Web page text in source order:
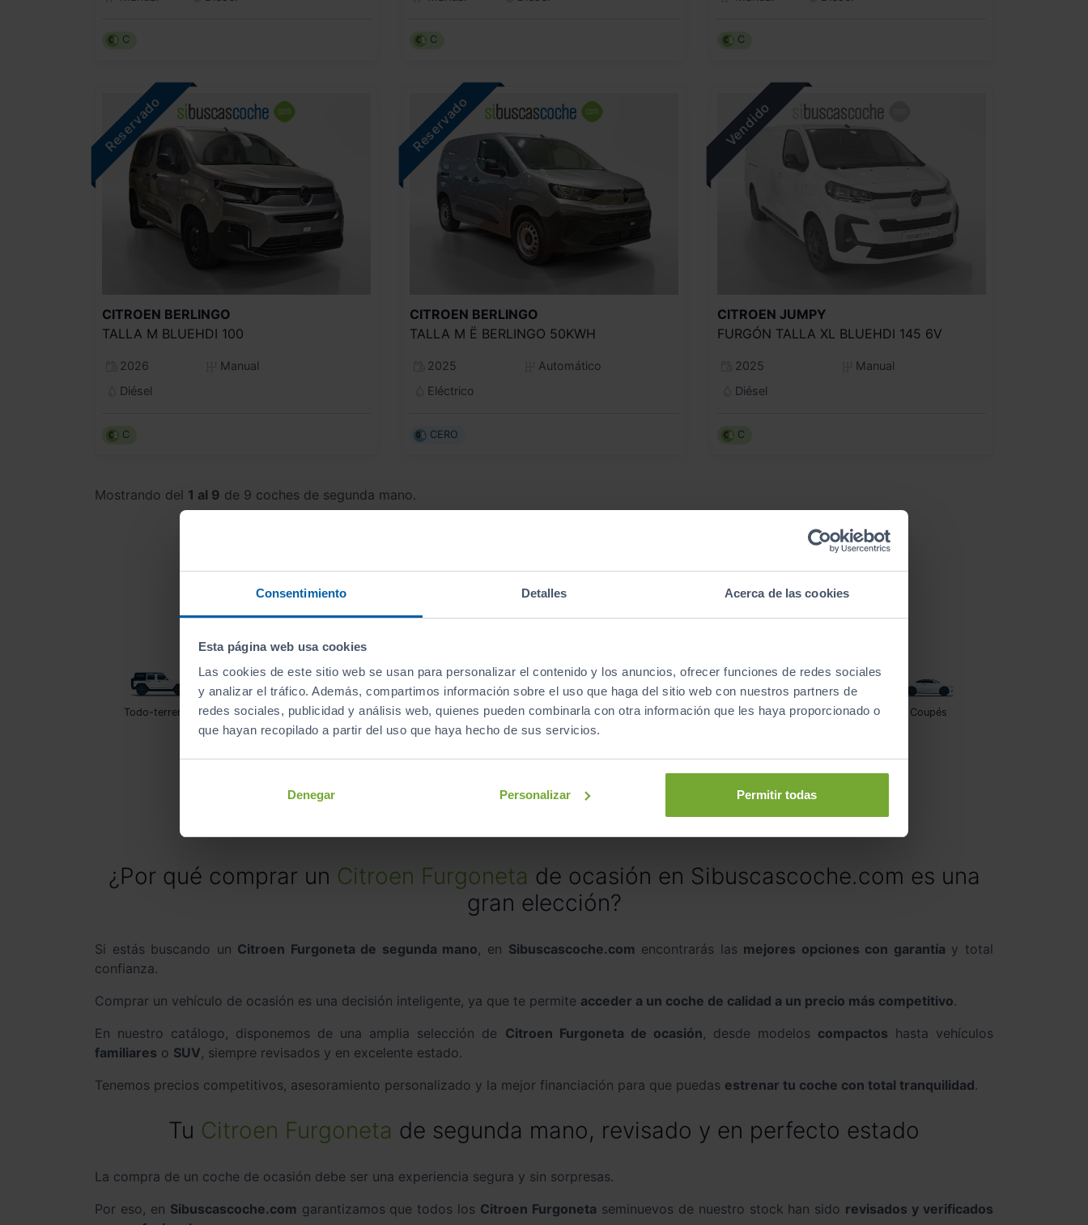
Consentimiento Detalles Acerca de las cookies
Esta página web usa cookies
Las cookies de este sitio web se usan para personalizar el contenido y los anuncios, ofrecer funciones de redes sociales
y analizar el tráfico. Además, compartimos información sobre el uso que haga del sitio web con nuestros partners de
redes sociales, publicidad y análisis web, quienes pueden combinarla con otra información que les haya proporcionado o
que hayan recopilado a partir del uso que haya hecho de sus servicios.
Denegar Personalizar Permitir todas
C C C
CITROEN BERLINGO
TALLA M BLUEHDI 100
2026
Manual
Diésel
C
CITROEN BERLINGO
TALLA M Ë BERLINGO 50KWH
2025
Automático
Eléctrico
CERO
CITROEN JUMPY
FURGÓN TALLA XL BLUEHDI 145 6V
2025
Manual
Diésel
C
Mostrando del 1 al 9 de 9 coches de segunda mano.
Encuentra tu vehículopor tipo
Todo-terrenos Utilitarios Berlinas Familiares Monovolumenes Furgonetas Coupés
¿Por qué comprar un Citroen Furgoneta de ocasión en Sibuscascoche.com es una
gran elección?
Si estás buscando un Citroen Furgoneta de segunda mano, en Sibuscascoche.com encontrarás las mejores opciones con garantía y total
confianza.
Comprar un vehículo de ocasión es una decisión inteligente, ya que te permite acceder a un coche de calidad a un precio más competitivo.
En nuestro catálogo, disponemos de una amplia selección de Citroen Furgoneta de ocasión, desde modelos compactos hasta vehículos
familiares o SUV, siempre revisados y en excelente estado.
Tenemos precios competitivos, asesoramiento personalizado y la mejor financiación para que puedas estrenar tu coche con total tranquilidad.
Tu Citroen Furgoneta de segunda mano, revisado y en perfecto estado
La compra de un coche de ocasión debe ser una experiencia segura y sin sorpresas.
Por eso, en Sibuscascoche.com garantizamos que todos los Citroen Furgoneta seminuevos de nuestro stock han sido revisados y verificados